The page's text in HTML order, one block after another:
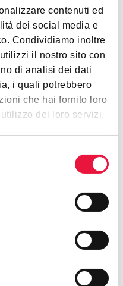
contenuti ed
dei social media e
Condividiamo inoltre
il nostro sito con
di analisi dei dati
i quali potrebbero
che hai fornito loro
dei loro servizi.